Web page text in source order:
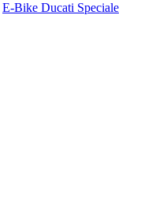
E-Bike Ducati Speciale